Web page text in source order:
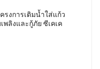
รงการเติมน้ำใส่แก้ว
ลิงและกู้ภัย ซีเคเค